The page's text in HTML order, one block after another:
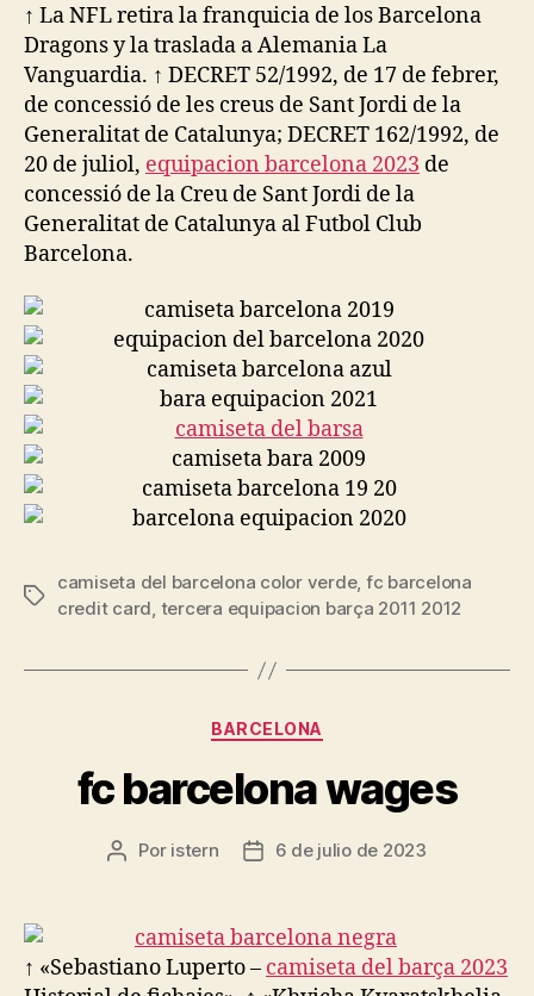
↑ La NFL retira la franquicia de los Barcelona
Dragons y la traslada a Alemania La
Vanguardia. ↑ DECRET 52/1992, de 17 de febrer,
de concessió de les creus de Sant Jordi de la
Generalitat de Catalunya; DECRET 162/1992, de
20 de juliol, equipacion barcelona 2023 de
concessió de la Creu de Sant Jordi de la
Generalitat de Catalunya al Futbol Club
Barcelona.
Etiquetas
camiseta del barcelona color verde, fc barcelona
credit card, tercera equipacion barça 2011 2012
Categorías
BARCELONA
fc barcelona wages
Autor
entrada
Por istern
Fecha
entrada
6 de julio de 2023
↑ «Sebastiano Luperto – camiseta del barça 2023